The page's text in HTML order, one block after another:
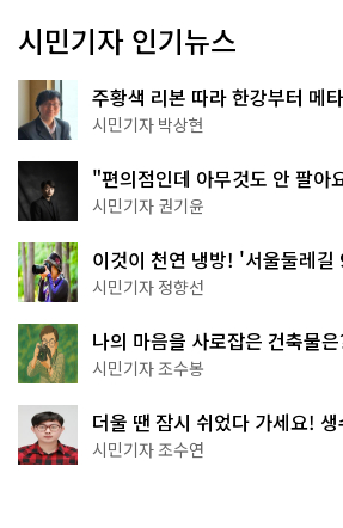
시민기자 인기뉴스
주황색 리본 따라 한강부터 메
서울둘레길 15코스
시민기자 박상현
"편의점인데 아무것도 안 팔아
한 편의점의 정체
시민기자 권기윤
이것이 천연 냉방! '서울둘레
나볼까
시민기자 정향선
나의 마음을 사로잡은 건축물
상작 공개!
시민기자 조수봉
더울 땐 잠시 쉬었다 가세요!
·무더위쉼터까지
시민기자 조수연